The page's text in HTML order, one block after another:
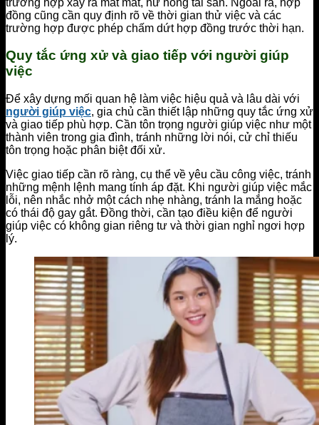
đồng cũng cần quy định rõ về thời gian thử việc và các
trường hợp được phép chấm dứt hợp đồng trước thời hạn.
Quy tắc ứng xử và giao tiếp với người giúp
việc
Để xây dựng mối quan hệ làm việc hiệu quả và lâu dài với
người giúp việc, gia chủ cần thiết lập những quy tắc ứng xử
và giao tiếp phù hợp. Cần tôn trọng người giúp việc như một
thành viên trong gia đình, tránh những lời nói, cử chỉ thiếu
tôn trọng hoặc phân biệt đối xử.
Việc giao tiếp cần rõ ràng, cụ thể về yêu cầu công việc, tránh
những mệnh lệnh mang tính áp đặt. Khi người giúp việc mắc
lỗi, nên nhắc nhở một cách nhẹ nhàng, tránh la mắng hoặc
có thái độ gay gắt. Đồng thời, cần tạo điều kiện để người
giúp việc có không gian riêng tư và thời gian nghỉ ngơi hợp
lý.